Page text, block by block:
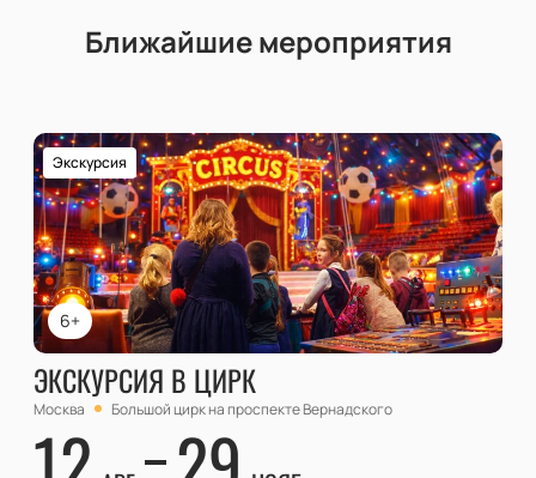
Ближайшие мероприятия
6+
Экскурсия
ЭКСКУРСИЯ В ЦИРК
Москва Большой цирк на проспекте Вернадского